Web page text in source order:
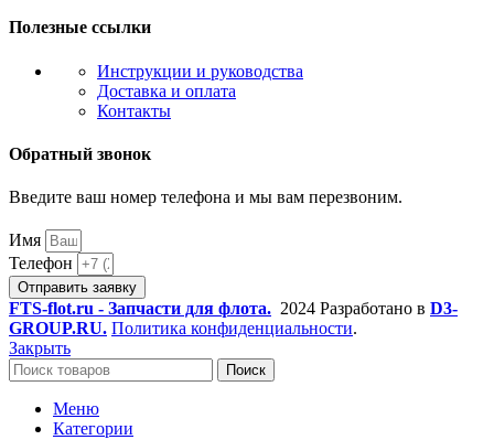
Полезные ссылки
Инструкции и руководства
Доставка и оплата
Контакты
Обратный звонок
Введите ваш номер телефона и мы вам перезвоним.
Имя
Телефон
Отправить заявку
FTS-flot.ru - Запчасти для флота. 2024 Разработано в D3-
GROUP.RU. Политика конфиденциальности.
Закрыть
Поиск
Меню
Категории